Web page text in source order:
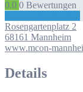
0.0 0 Bewertungen
Rosengartenplatz 2
68161 Mannheim
www.mcon-
Details